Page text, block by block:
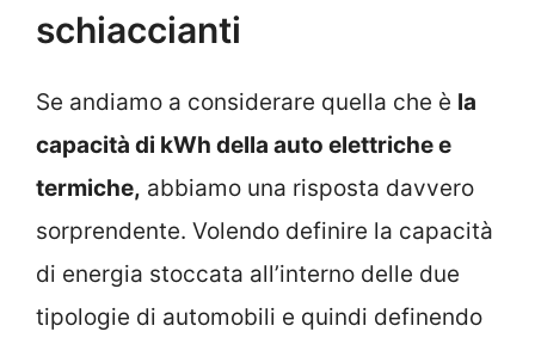
schiaccianti
Se andiamo a considerare quella che è la
capacità di kWh della auto elettriche e
termiche, abbiamo una risposta davvero
sorprendente. Volendo definire la capacità
di energia stoccata all’interno delle due
tipologie di automobili e quindi definendo